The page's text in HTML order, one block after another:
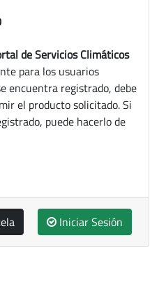
de Servicios Climáticos
para los usuarios
encuentra registrado, debe
el producto solicitado. Si
puede hacerlo de
Iniciar Sesión